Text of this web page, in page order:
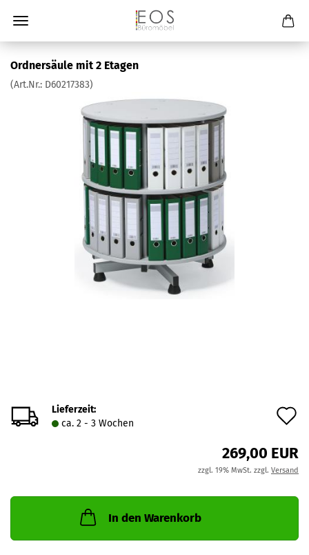
Ordnersäule mit 2 Etagen
(Art.Nr.: D60217383)
Lieferzeit:
ca. 2 - 3 Wochen
269,00 EUR
zzgl. 19% MwSt. zzgl. Versand
In den Warenkorb